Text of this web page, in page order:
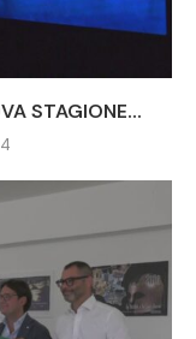
STAGIONE...